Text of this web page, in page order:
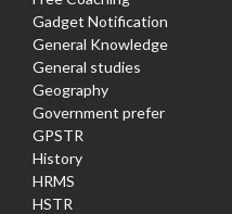
Gadget Notification
General Knowledge
General studies
Geography
Government prefer
GPSTR
History
HRMS
HSTR